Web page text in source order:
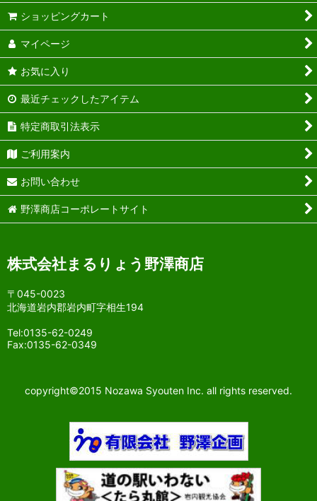
ショッピングカート
マイページ
お気に入り
最近チェックしたアイテム
特定商取引法表示
ご利用案内
お問い合わせ
野澤商店コーポレートサイト
株式会社まるりょう野澤商店
〒045-0023
北海道岩内郡岩内町字相生194
Tel:0135-62-0249
Fax:0135-62-0349
copyright©2015 Nozawa Syouten Inc. all rights reserved.